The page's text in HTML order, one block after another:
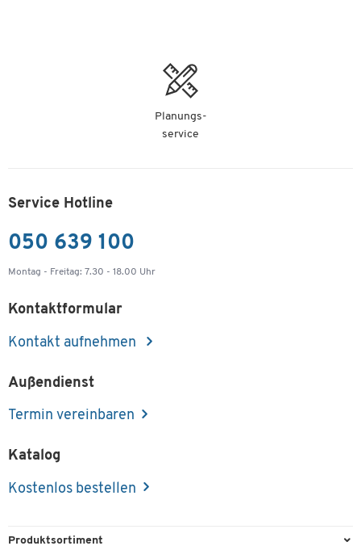
Planungs-
service
Service Hotline
050 639 100
Montag - Freitag: 7.30 - 18.00 Uhr
Kontaktformular
Kontakt aufnehmen
Außendienst
Termin vereinbaren
Katalog
Kostenlos bestellen
Produktsortiment